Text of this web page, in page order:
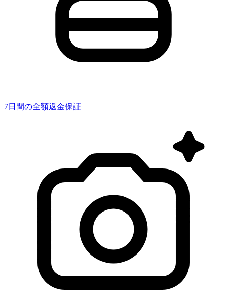
7日間の全額返金保証